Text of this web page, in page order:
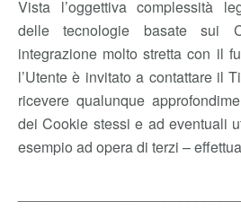
Vista l’oggettiva complessità
delle tecnologie basate sui
integrazione molto stretta con il
l’Utente è invitato a contattare il
ricevere qualunque
dei Cookie stessi e ad eventuali
esempio ad opera di terzi –